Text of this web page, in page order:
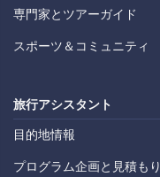
専門家とツアーガイド
スポーツ＆コミュニティ
旅行アシスタント
目的地情報
プログラム企画と見積もり